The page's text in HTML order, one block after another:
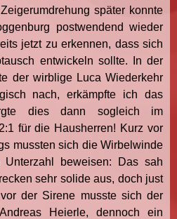
später konnte
postwendend wieder
jetzt zu erkennen, dass sich
entwickeln sollte. In der
der wirblige Luca Wiederkehr
nach, erkämpfte ich das
dies dann sogleich im
für die Hausherren! Kurz vor
mussten sich die Wirbelwinde
beweisen: Das sah
sehr solide aus, doch just
der Sirene musste sich der
Heierle, dennoch ein